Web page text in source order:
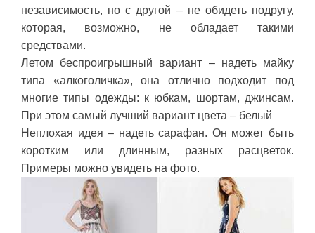
независимость, но с другой – не обидеть подругу,
которая, возможно, не обладает такими
средствами.
Летом беспроигрышный вариант – надеть майку
типа «алкоголичка», она отлично подходит под
многие типы одежды: к юбкам, шортам, джинсам.
При этом самый лучший вариант цвета – белый
Неплохая идея – надеть сарафан. Он может быть
коротким или длинным, разных расцветок.
Примеры можно увидеть на фото.